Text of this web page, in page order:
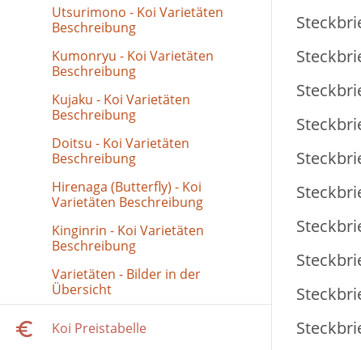
Utsurimono - Koi Varietäten
Beschreibung
Kumonryu - Koi Varietäten
Beschreibung
Kujaku - Koi Varietäten
Beschreibung
Doitsu - Koi Varietäten
Beschreibung
Hirenaga (Butterfly) - Koi
Varietäten Beschreibung
Kinginrin - Koi Varietäten
Beschreibung
Varietäten - Bilder in der
Übersicht
Koi Preistabelle